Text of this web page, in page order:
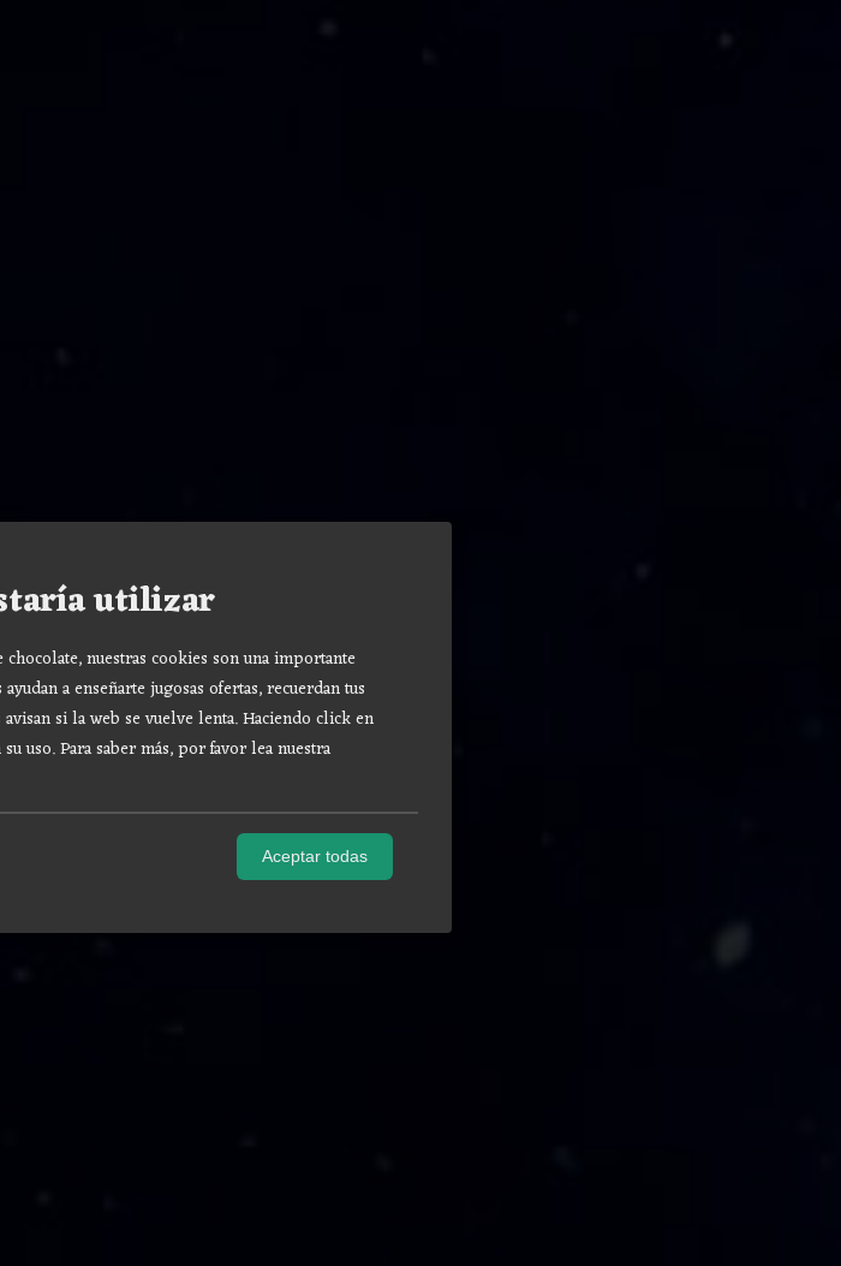
utilizar
nuestras cookies son una importante
a enseñarte jugosas ofertas, recuerdan tus
si la web se vuelve lenta. Haciendo click en
uso.Para saber más, por favor lea nuestra
Aceptar todas